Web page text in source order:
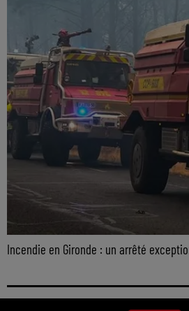
Incendie en Gironde : un arrêté